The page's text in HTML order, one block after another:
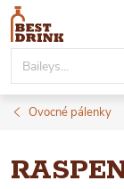
Přejít
obsah
Ovocné pálenky